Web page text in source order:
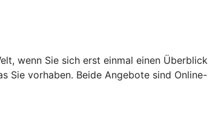
wenn Sie sich erst einmal einen Überblick
Sie vorhaben. Beide Angebote sind Online-